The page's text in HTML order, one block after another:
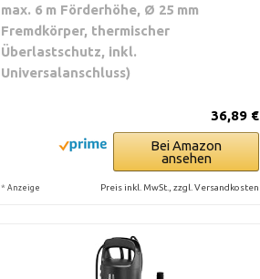
max. 6 m Förderhöhe, Ø 25 mm
Fremdkörper, thermischer
Überlastschutz, inkl.
Universalanschluss)
36,89 €
Bei Amazon
ansehen
* Anzeige Preis inkl. MwSt., zzgl. Versandkosten